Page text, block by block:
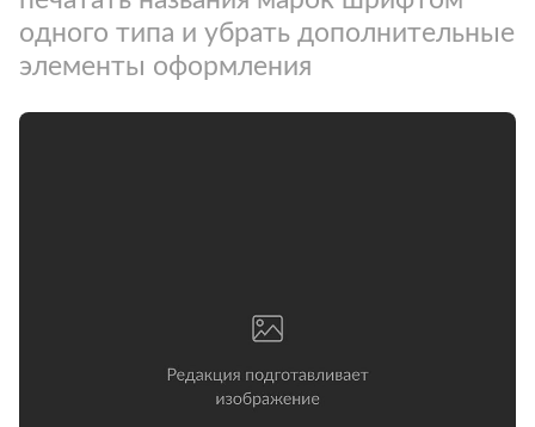
одного типа и убрать дополнительные
элементы оформления